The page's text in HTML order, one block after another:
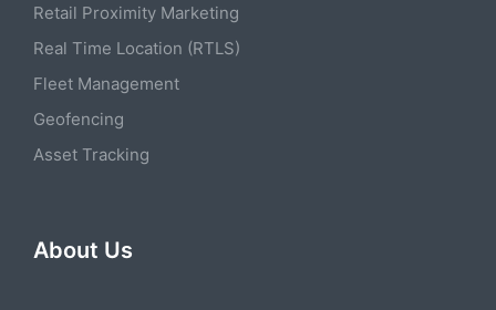
Retail Proximity Marketing
Real Time Location (RTLS)
Fleet Management
Geofencing
Asset Tracking
About Us